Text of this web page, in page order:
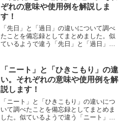
ぞれの意味や使用例を解説しま
す！
「先日」と「過日」の違いについて調べ
たことを備忘録としてまとめました。似
ているようで違う「先日」と「過日」の
「ニート」と「ひきこもり」の違
い。それぞれの意味や使用例を解
説します！
「ニート」と「ひきこもり」の違いにつ
いて調べたことを備忘録としてまとめま
した。似ているようで違う「ニート」と